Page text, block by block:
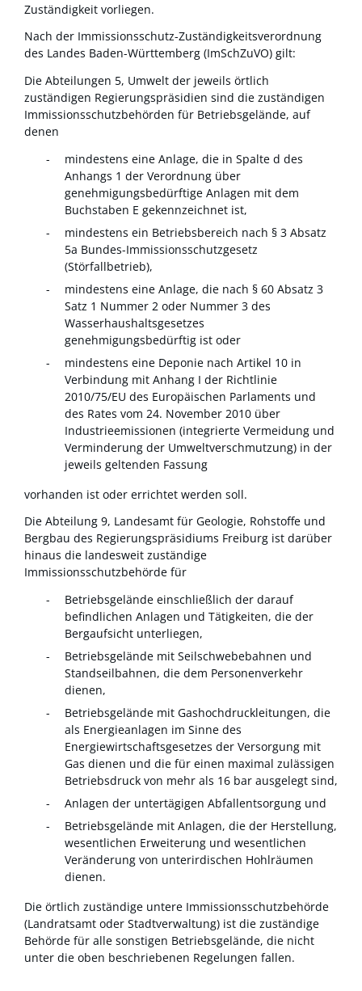
Zuständigkeit vorliegen.
Nach der Immissionsschutz-Zuständigkeitsverordnung
des Landes Baden-Württemberg (ImSchZuVO) gilt:
Die Abteilungen 5, Umwelt der jeweils örtlich
zuständigen Regierungspräsidien sind die zuständigen
Immissionsschutzbehörden für Betriebsgelände, auf
denen
mindestens eine Anlage, die in Spalte d des
Anhangs 1 der Verordnung über
genehmigungsbedürftige Anlagen mit dem
Buchstaben E gekennzeichnet ist,
mindestens ein Betriebsbereich nach § 3 Absatz
5a Bundes-Immissionsschutzgesetz
(Störfallbetrieb),
mindestens eine Anlage, die nach § 60 Absatz 3
Satz 1 Nummer 2 oder Nummer 3 des
Wasserhaushaltsgesetzes
genehmigungsbedürftig ist oder
mindestens eine Deponie nach Artikel 10 in
Verbindung mit Anhang I der Richtlinie
2010/75/EU des Europäischen Parlaments und
des Rates vom 24. November 2010 über
Industrieemissionen (integrierte Vermeidung und
Verminderung der Umweltverschmutzung) in der
jeweils geltenden Fassung
vorhanden ist oder errichtet werden soll.
Die Abteilung 9, Landesamt für Geologie, Rohstoffe und
Bergbau des Regierungspräsidiums Freiburg ist darüber
hinaus die landesweit zuständige
Immissionsschutzbehörde für
Betriebsgelände einschließlich der darauf
befindlichen Anlagen und Tätigkeiten, die der
Bergaufsicht unterliegen,
Betriebsgelände mit Seilschwebebahnen und
Standseilbahnen, die dem Personenverkehr
dienen,
Betriebsgelände mit Gashochdruckleitungen, die
als Energieanlagen im Sinne des
Energiewirtschaftsgesetzes der Versorgung mit
Gas dienen und die für einen maximal zulässigen
Betriebsdruck von mehr als 16 bar ausgelegt sind,
Anlagen der untertägigen Abfallentsorgung und
Betriebsgelände mit Anlagen, die der Herstellung,
wesentlichen Erweiterung und wesentlichen
Veränderung von unterirdischen Hohlräumen
dienen.
Die örtlich zuständige untere Immissionsschutzbehörde
(Landratsamt oder Stadtverwaltung) ist die zuständige
Behörde für alle sonstigen Betriebsgelände, die nicht
unter die oben beschriebenen Regelungen fallen.